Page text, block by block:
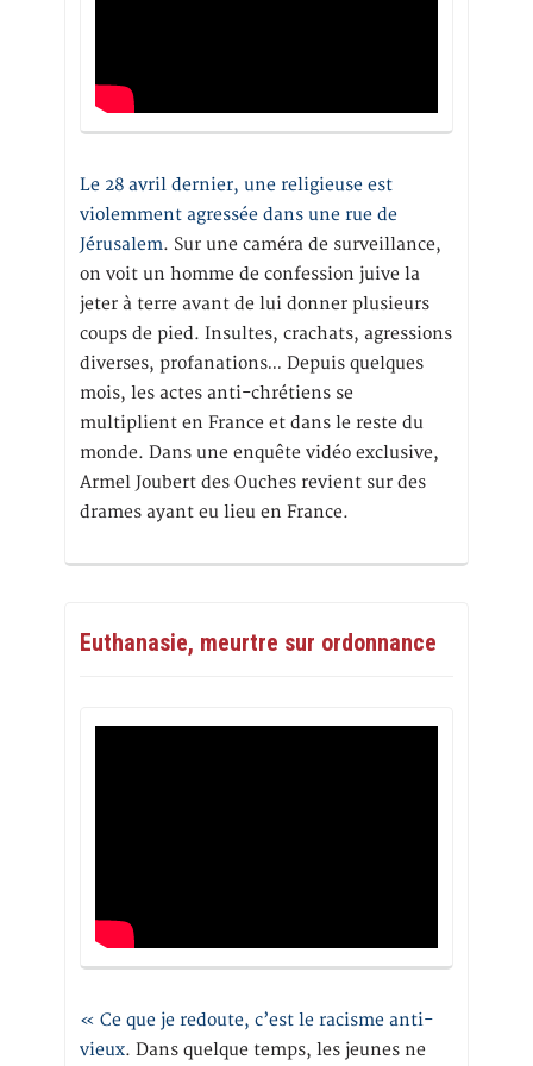
Le 28 avril dernier, une religieuse est
violemment agressée dans une rue de
Jérusalem. Sur une caméra de surveillance,
on voit un homme de confession juive la
jeter à terre avant de lui donner plusieurs
coups de pied. Insultes, crachats, agressions
diverses, profanations… Depuis quelques
mois, les actes anti-chrétiens se
multiplient en France et dans le reste du
monde. Dans une enquête vidéo exclusive,
Armel Joubert des Ouches revient sur des
drames ayant eu lieu en France.
Euthanasie, meurtre sur ordonnance
« Ce que je redoute, c’est le racisme anti-
vieux. Dans quelque temps, les jeunes ne